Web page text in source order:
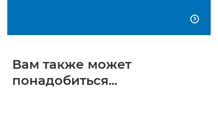

Вам также может
понадобиться...